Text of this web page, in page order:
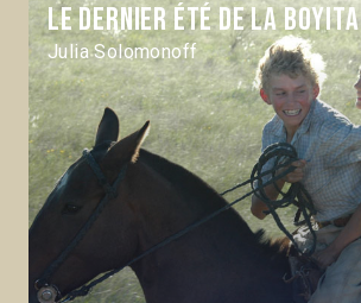
Le Dernier été de la boyita
Julia Solomonoff